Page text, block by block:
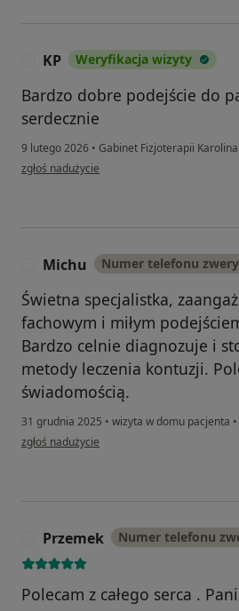
KP Weryfikacja wizyty
Bardzo dobre podejście do
serdecznie
9 lutego 2026 • Gabinet Fizjoterapii
w opinii użytkownika KP
zgłoś nadużycie
Michu Numer telefonu
Świetna specjalistka,
fachowym i miłym
Bardzo celnie diagnozuje i
metody leczenia kontuzji.
świadomością.
31 grudnia 2025 • wizyta w domu pacjenta •
w opinii użytkownika Michu
zgłoś nadużycie
Przemek Numer telefonu
Polecam z całego serca .